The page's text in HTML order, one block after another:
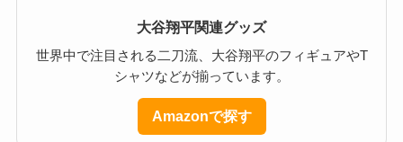
大谷翔平関連グッズ
世界中で注目される二刀流、大谷翔平のフィギュアやT
シャツなどが揃っています。
Amazonで探す